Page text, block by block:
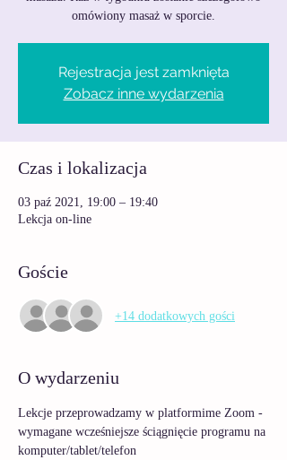
omówiony masaż w sporcie.
Rejestracja jest zamknięta
Zobacz inne wydarzenia
Czas i lokalizacja
03 paź 2021, 19:00 – 19:40
Lekcja on-line
Goście
+14 dodatkowych gości
O wydarzeniu
Lekcje przeprowadzamy w platformime Zoom -
wymagane wcześniejsze ściągnięcie programu na
komputer/tablet/telefon